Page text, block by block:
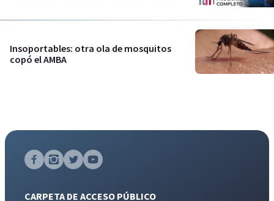
Insoportables: otra ola de mosquitos
copó el AMBA
CARPETA DE ACCESO PÚBLICO